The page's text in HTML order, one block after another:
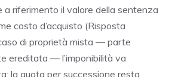
a riferimento il valore della sentenza
costo d’acquisto (Risposta
di proprietà mista — parte
ereditata — l’imponibilità va
la quota per successione resta